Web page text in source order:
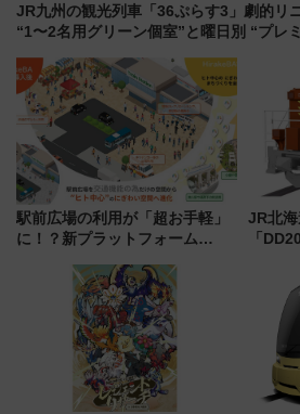
JR九州の観光列車「36ぷらす3」劇的リ
“1〜2名用グリーン個室”と曜日別 “プレ
駅前広場の利用が「超お手軽」
に！？新プラットフォーム
マホで簡単申請 物販や演奏会な
どに【JR東日本】
JR北
「